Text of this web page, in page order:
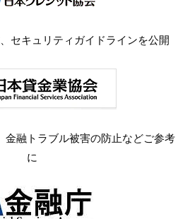
セキュリティガイドラインを公開
金融トラブル被害の防止などご参考
に